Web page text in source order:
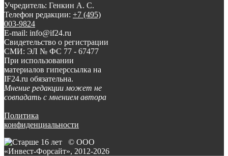
Учредитель: Генкин А. С.
Телефон редакции: +7 (495)
003-9824
E-mail: info@if24.ru
Свидетельство о регистрации
СМИ: ЭЛ № ФС 77 - 67477
При использовании
материалов гиперссылка на
IF24.ru обязательна.
Мнение редакции может не
совпадать с мнением автора
Политика
конфиденциальности
© ООО
«Инвест-Форсайт», 2012-2026